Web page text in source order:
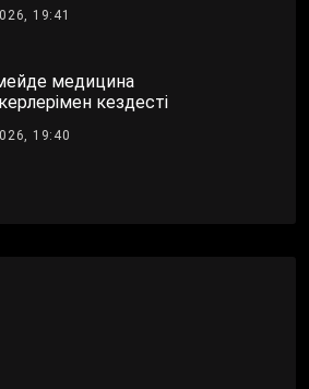
19:41
медицина
кездесті
19:40